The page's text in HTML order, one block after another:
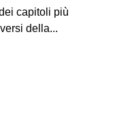
capitoli più
della...